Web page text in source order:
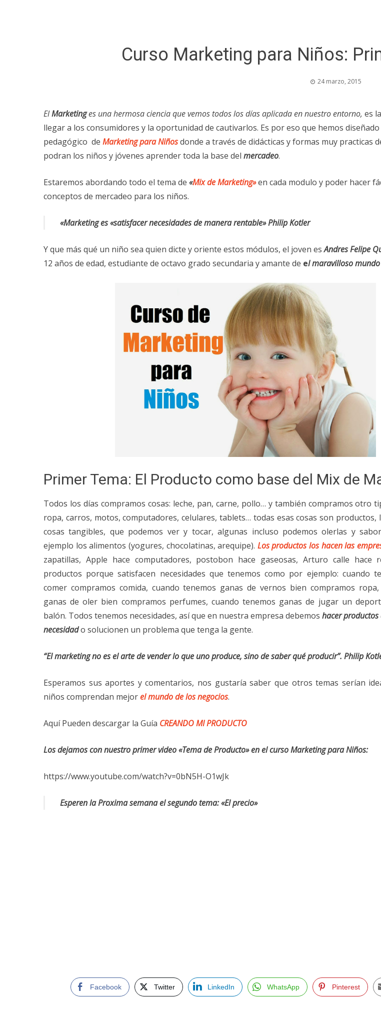
Curso Marketing para Niños:
24 marzo, 2015
ElMarketinges una hermosa ciencia que vemos todos los días aplicada en nuestro entorno, es
llegar a los consumidores y la oportunidad de cautivarlos. Es por eso que hemos
pedagógico de Marketing para Niñosdonde a través de didácticas y formas muy practicas
podran los niños y jóvenes aprender toda la base del mercadeo.
Estaremos abordando todo el tema de «Mix de Marketing»en cada modulo y poder hacer
conceptos de mercadeo para los niños.
«Marketing es «satisfacer necesidades de manera rentable» Philip Kotler
Y que más qué un niño sea quien dicte y oriente estos módulos, el joven esAndres Felipe
12 años de edad, estudiante de octavo grado secundaria y amante de elmaravilloso mundo
Primer Tema: El Producto como base del Mix de
Todos los días compramos cosas: leche, pan, carne, pollo… y también compramos otro
ropa, carros, motos, computadores, celulares, tablets… todas esas cosas son productos,
cosas tangibles, que podemos ver y tocar, algunas incluso podemos olerlas y
ejemplo los alimentos (yogures, chocolatinas, arequipe). Los productos los hacen las
zapatillas, Apple hace computadores, postobon hace gaseosas, Arturo calle hace
productos porque satisfacen necesidades que tenemos como por ejemplo: cuando
comer compramos comida, cuando tenemos ganas de vernos bien compramos
ganas de oler bien compramos perfumes, cuando tenemos ganas de jugar un
balón. Todos tenemos necesidades, así que en nuestra empresa debemoshacer
necesidado solucionen un problema que tenga la gente.
“El marketing no es el arte de vender lo que uno produce, sino de saber qué producir”. Philip
Esperamos sus aportes y comentarios, nos gustaría saber que otros temas serían
niños comprendan mejorel mundo de los negocios.
Aquí Pueden descargar la Guía CREANDO MI PRODUCTO
Los dejamos con nuestro primer video «Tema de Producto» en el curso Marketing para Niños:
https://www.youtube.com/watch?v=0bN5H-O1wJk
Esperen la Proxima semana el segundo tema: «El precio»
Facebook Twitter LinkedIn WhatsApp Pinterest